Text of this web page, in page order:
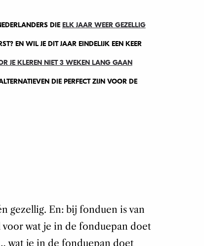
DIE ELK JAAR WEER GEZELLIG
EN WIL JE DIT JAAR EINDELIJK EEN KEER
JE KLEREN NIET 3 WEKEN LANG GAAN
DIE PERFECT ZIJN VOOR DE
gezellig. En: bij fonduen is van
wat je in de fonduepan doet
wat je in de fonduepan doet